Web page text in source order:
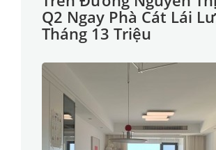
Q2 Ngay Phà Cát Lái
Tháng 13 Triệu